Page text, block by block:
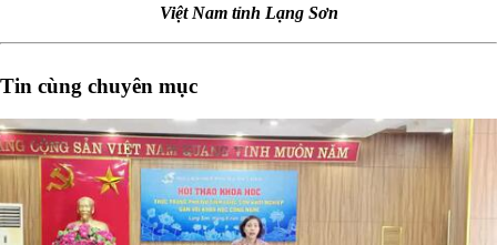
Việt Nam tỉnh Lạng Sơn
Tin cùng chuyên mục